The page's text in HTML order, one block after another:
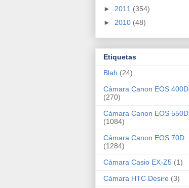
► 2011 (354)
► 2010 (48)
Etiquetas
Blah (24)
Cámara Canon EOS 400D
(270)
Cámara Canon EOS 550D
(1084)
Cámara Canon EOS 70D
(1284)
Cámara Casio EX-Z5 (1)
Cámara HTC Desire (3)